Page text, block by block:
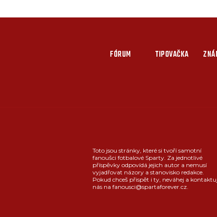
FÓRUM TIPOVAČKA
Toto jsou stránky, které si tvoří samotní
fanoušci fotbalové Sparty. Za jednotlivé
příspěvky odpovídá jejich autor a nemusí
vyjadřovat názory a stanovisko redakce.
Pokud chceš přispět i ty, neváhej a
nás na fanousci@spartaforever.cz.